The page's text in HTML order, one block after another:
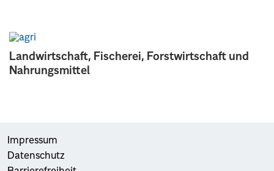
Landwirtschaft, Fischerei, Forstwirtschaft und
Nahrungsmittel
Impressum
Datenschutz